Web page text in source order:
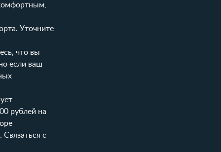
Уточните
что вы
если ваш
рублей на
с